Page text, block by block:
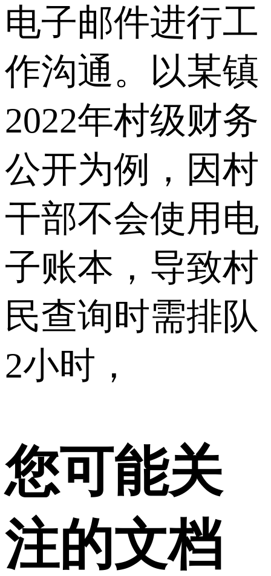
电子邮件进行工
作沟通。以某镇
2022年村级财务
公开为例，因村
干部不会使用电
子账本，导致村
民查询时需排队
2小时，
您可能关
注的文档